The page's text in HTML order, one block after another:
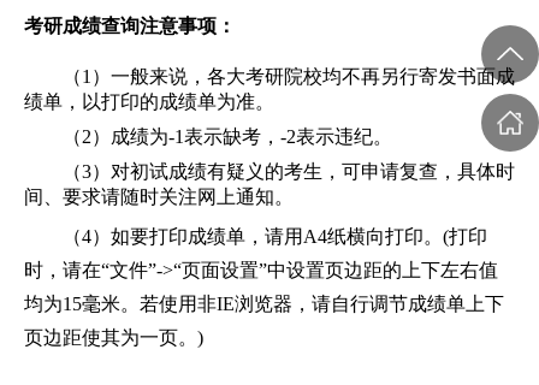
考研成绩查询注意事项：
（1）一般来说，各大考研院校均不再另行寄发书面成
绩单，以打印的成绩单为准。
（2）成绩为-1表示缺考，-2表示违纪。
（3）对初试成绩有疑义的考生，可申请复查，具体时
间、要求请随时关注网上通知。
（4）如要打印成绩单，请用A4纸横向打印。(打印
时，请在“文件”->“页面设置”中设置页边距的上下左右值
均为15毫米。若使用非IE浏览器，请自行调节成绩单上下
页边距使其为一页。)